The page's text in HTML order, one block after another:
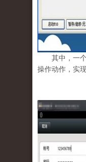
其中，一个
操作动作，实